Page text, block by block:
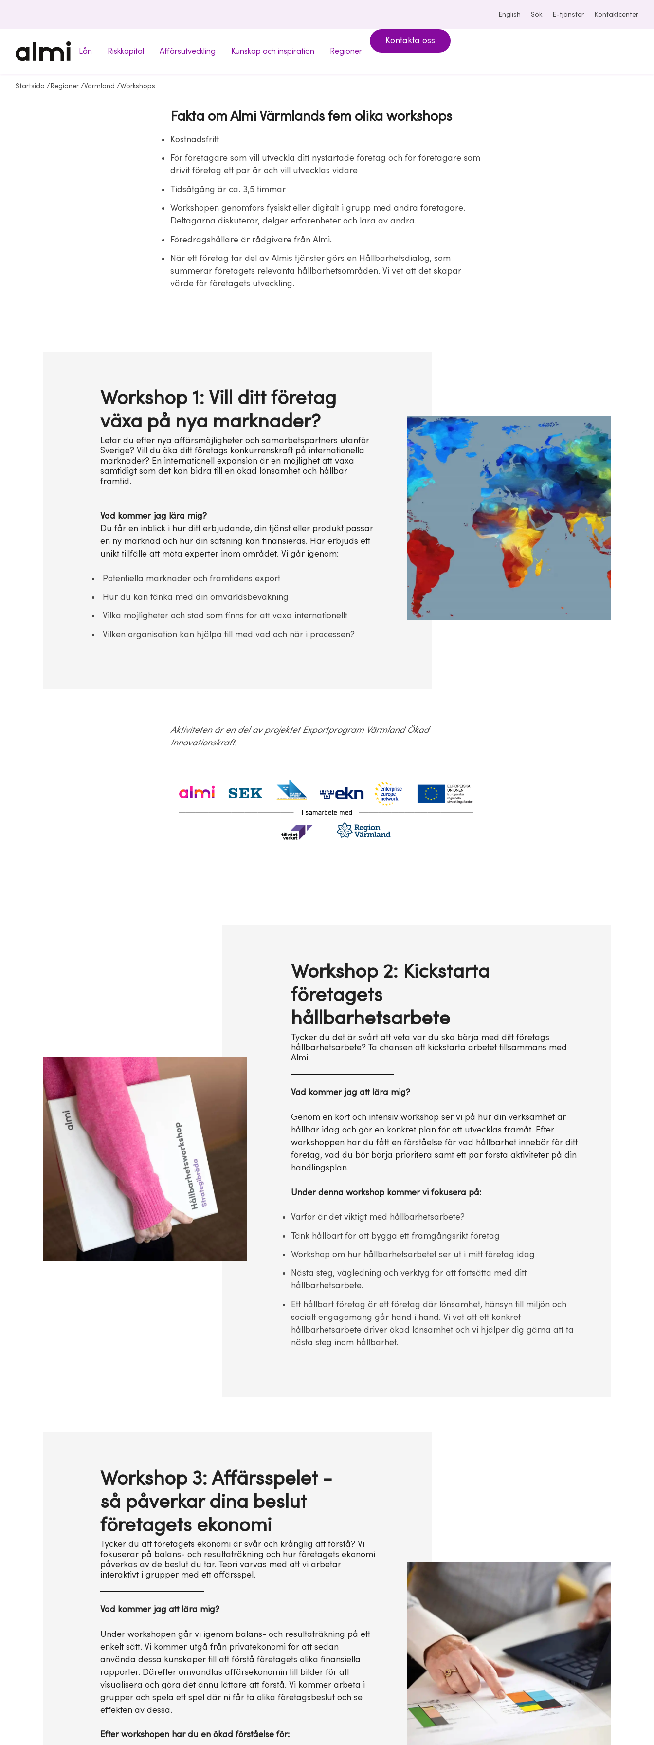
English Sök E-tjänster Kontaktcenter
Lån Riskkapital Affärsutveckling Kunskap och inspiration Regioner
Kontakta oss
Startsida / Regioner /Värmland /Workshops
Fakta om Almi Värmlands fem olika workshops
Kostnadsfritt
För företagare som vill utveckla ditt nystartade företag och för företagare som
drivit företag ett par år och vill utvecklas vidare
Tidsåtgång är ca. 3,5 timmar
Workshopen genomförs fysiskt eller digitalt i grupp med andra företagare.
Deltagarna diskuterar, delger erfarenheter och lära av andra.
Föredragshållare är rådgivare från Almi.
När ett företag tar del av Almis tjänster görs en Hållbarhetsdialog, som
summerar företagets relevanta hållbarhetsområden. Vi vet att det skapar
värde för företagets utveckling.
Workshop 1: Vill ditt företag
växa på nya marknader?
Letar du efter nya affärsmöjligheter och samarbetspartners utanför
Sverige? Vill du öka ditt företags konkurrenskraft på internationella
marknader? En internationell expansion är en möjlighet att växa
samtidigt som det kan bidra till en ökad lönsamhet och hållbar
framtid.
Vad kommer jag lära mig?
Du får en inblick i hur ditt erbjudande, din tjänst eller produkt passar
en ny marknad och hur din satsning kan finansieras. Här erbjuds ett
unikt tillfälle att möta experter inom området. Vi går igenom:
Potentiella marknader och framtidens export
Hur du kan tänka med din omvärldsbevakning
Vilka möjligheter och stöd som finns för att växa internationellt
Vilken organisation kan hjälpa till med vad och när i processen?
Aktiviteten är en del av projektet Exportprogram Värmland Ökad
Innovationskraft.
Workshop 2: Kickstarta
företagets
hållbarhetsarbete
Tycker du det är svårt att veta var du ska börja med ditt företags
hållbarhetsarbete? Ta chansen att kickstarta arbetet tillsammans med
Almi.
Vad kommer jag att lära mig?
Genom en kort och intensiv workshop ser vi på hur din verksamhet är
hållbar idag och gör en konkret plan för att utvecklas framåt. Efter
workshoppen har du fått en förståelse för vad hållbarhet innebär för ditt
företag, vad du bör börja prioritera samt ett par första aktiviteter på din
handlingsplan.
Under denna workshop kommer vi fokusera på:
Varför är det viktigt med hållbarhetsarbete?
Tänk hållbart för att bygga ett framgångsrikt företag
Workshop om hur hållbarhetsarbetet ser ut i mitt företag idag
Nästa steg, vägledning och verktyg för att fortsätta med ditt
hållbarhetsarbete.
Ett hållbart företag är ett företag där lönsamhet, hänsyn till miljön och
socialt engagemang går hand i hand. Vi vet att ett konkret
hållbarhetsarbete driver ökad lönsamhet och vi hjälper dig gärna att ta
nästa steg inom hållbarhet.
Workshop 3: Affärsspelet -
så påverkar dina beslut
företagets ekonomi
Tycker du att företagets ekonomi är svår och krånglig att förstå? Vi
fokuserar på balans- och resultaträkning och hur företagets ekonomi
påverkas av de beslut du tar. Teori varvas med att vi arbetar
interaktivt i grupper med ett affärsspel.
Vad kommer jag att lära mig?
Under workshopen går vi igenom balans- och resultaträkning på ett
enkelt sätt. Vi kommer utgå från privatekonomi för att sedan
använda dessa kunskaper till att förstå företagets olika finansiella
rapporter. Därefter omvandlas affärsekonomin till bilder för att
visualisera och göra det ännu lättare att förstå. Vi kommer arbeta i
grupper och spela ett spel där ni får ta olika företagsbeslut och se
effekten av dessa.
Efter workshopen har du en ökad förståelse för: